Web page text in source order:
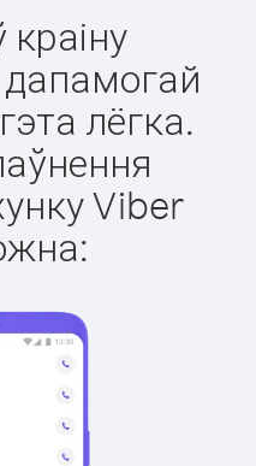
краіну
дапамогай
лёгка.
Viber